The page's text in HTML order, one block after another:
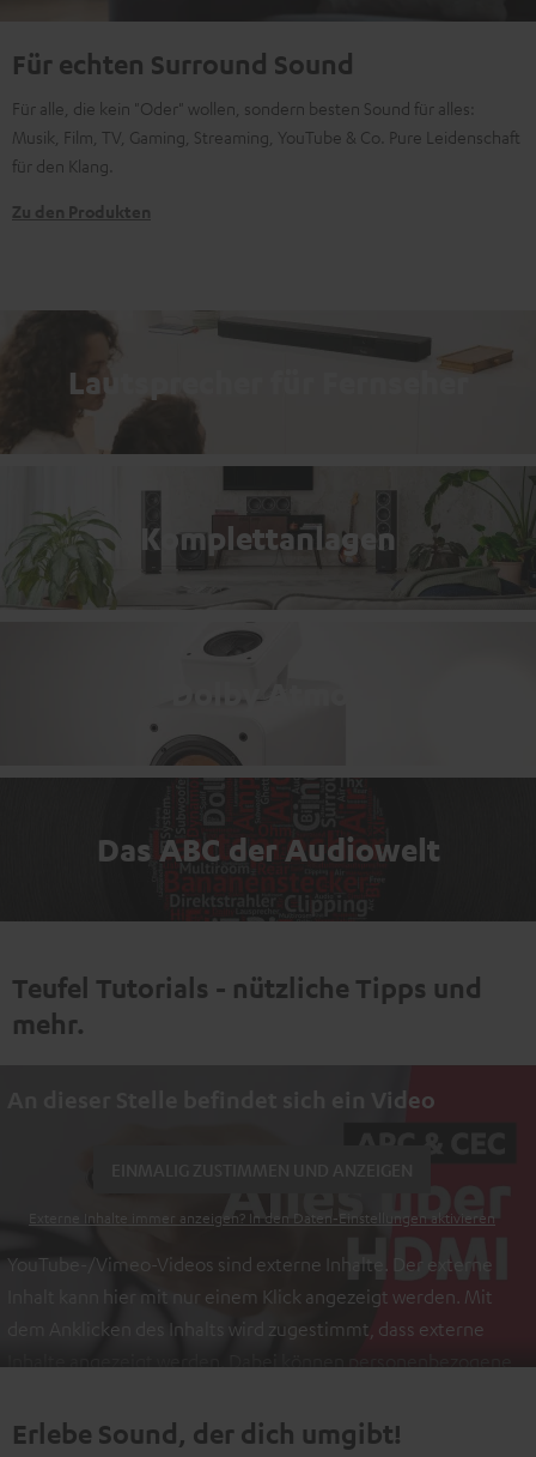
Für echten Surround Sound
Für alle, die kein "Oder" wollen, sondern besten Sound für alles:
Musik, Film, TV, Gaming, Streaming, YouTube & Co. Pure Leidenschaft
für den Klang.
Zu den Produkten
Lautsprecher für Fernseher
Komplettanlagen
Dolby Atmos
Das ABC der Audiowelt
Teufel Tutorials - nützliche Tipps und
mehr.
An dieser Stelle befindet sich ein Video
Externe Inhalte immer anzeigen? In den Daten‑Einstellungen aktivieren
YouTube-/Vimeo-Videos sind externe Inhalte. Der externe
Inhalt kann hier mit nur einem Klick angezeigt werden. Mit
dem Anklicken des Inhalts wird zugestimmt, dass externe
Informationen sind in der Datenschutzerklärung unter I zu
Erlebe Sound, der dich umgibt!